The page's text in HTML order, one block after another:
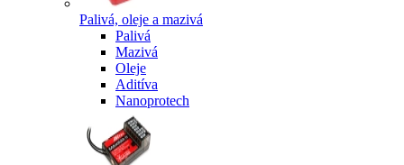
Palivá, oleje a mazivá
Palivá
Mazivá
Oleje
Aditíva
Nanoprotech